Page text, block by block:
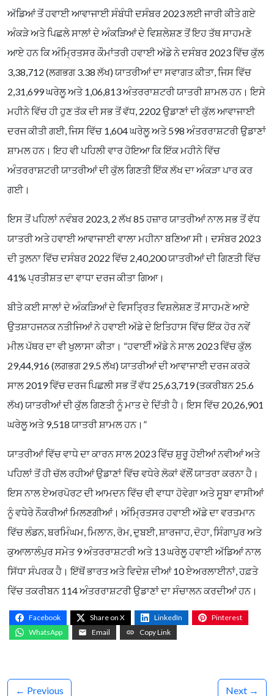
ਅੱਡਿਆਂ ਤੋਂ ਹਵਾਈ ਆਵਾਜਾਈ ਸੰਬੰਧੀ ਦਸੰਬਰ 2023 ਲਈ ਜਾਰੀ ਕੀਤੇ ਗਏ
ਅੰਕੜੇ ਅਤੇ ਪਿਛਲੇ ਸਾਲਾਂ ਦੇ ਅੰਕੜਿਆਂ ਦੇ ਵਿਸ਼ਲੇਸ਼ਣ ਤੋਂ ਇਹ ਤੱਥ ਸਾਹਮਣੇ
ਆਏ ਹਨ ਕਿ ਅੰਮ੍ਰਿਤਸਰ ਕੌਮਾਂਤਰੀ ਹਵਾਈ ਅੱਡੇ ਨੇ ਦਸੰਬਰ 2023 ਵਿੱਚ ਕੁੱਲ
3,38,712 (ਲਗਭਗ 3.38 ਲੱਖ) ਯਾਤਰੀਆਂ ਦਾ ਸਵਾਗਤ ਕੀਤਾ, ਜਿਸ ਵਿੱਚ
2,31,699 ਘਰੇਲੂ ਅਤੇ 1,06,813 ਅੰਤਰਰਾਸ਼ਟਰੀ ਯਾਤਰੀ ਸ਼ਾਮਲ ਹਨ। ਇਸੇ
ਮਹੀਨੇ ਵਿੱਚ ਹੀ ਹੁਣ ਤੱਕ ਦੀ ਸਭ ਤੋਂ ਵੱਧ, 2202 ਉਡਾਣਾਂ ਦੀ ਕੁੱਲ ਆਵਾਜਾਈ
ਦਰਜ ਕੀਤੀ ਗਈ, ਜਿਸ ਵਿੱਚ 1,604 ਘਰੇਲੂ ਅਤੇ 598 ਅੰਤਰਰਾਸ਼ਟਰੀ ਉਡਾਣਾਂ
ਸ਼ਾਮਲ ਹਨ। ਇਹ ਵੀ ਪਹਿਲੀ ਵਾਰ ਹੋਇਆ ਕਿ ਇੱਕ ਮਹੀਨੇ ਵਿੱਚ
ਅੰਤਰਰਾਸ਼ਟਰੀ ਯਾਤਰੀਆਂ ਦੀ ਕੁੱਲ ਗਿਣਤੀ ਇੱਕ ਲੱਖ ਦਾ ਅੰਕੜਾ ਪਾਰ ਕਰ
ਗਈ।
ਇਸ ਤੋਂ ਪਹਿਲਾਂ ਨਵੰਬਰ 2023, 2 ਲੱਖ 85 ਹਜ਼ਾਰ ਯਾਤਰੀਆਂ ਨਾਲ ਸਭ ਤੋਂ ਵੱਧ
ਯਾਤਰੀ ਅਤੇ ਹਵਾਈ ਆਵਾਜਾਈ ਵਾਲਾ ਮਹੀਨਾ ਬਣਿਆ ਸੀ। ਦਸੰਬਰ 2023
ਦੀ ਤੁਲਨਾ ਵਿੱਚ ਦਸੰਬਰ 2022 ਵਿੱਚ 2,40,200 ਯਾਤਰੀਆਂ ਦੀ ਗਿਣਤੀ ਵਿੱਚ
41% ਪ੍ਰਤੀਸ਼ਤ ਦਾ ਵਾਧਾ ਦਰਜ ਕੀਤਾ ਗਿਆ।
ਬੀਤੇ ਕਈ ਸਾਲਾਂ ਦੇ ਅੰਕੜਿਆਂ ਦੇ ਵਿਸਤ੍ਰਿਤ ਵਿਸ਼ਲੇਸ਼ਣ ਤੋਂ ਸਾਹਮਣੇ ਆਏ
ਉਤਸ਼ਾਹਜਨਕ ਨਤੀਜਿਆਂ ਨੇ ਹਵਾਈ ਅੱਡੇ ਦੇ ਇਤਿਹਾਸ ਵਿੱਚ ਇੱਕ ਹੋਰ ਨਵੇਂ
ਮੀਲ ਪੱਥਰ ਦਾ ਵੀ ਖੁਲਾਸਾ ਕੀਤਾ। “ਹਵਾਈੰ ਅੱਡੇ ਨੇ ਸਾਲ 2023 ਵਿੱਚ ਕੁੱਲ
29,44,916 (ਲਗਭਗ 29.5 ਲੱਖ) ਯਾਤਰੀਆਂ ਦੀ ਆਵਾਜਾਈ ਦਰਜ ਕਰਕੇ
ਸਾਲ 2019 ਵਿੱਚ ਦਰਜ ਪਿਛਲੀ ਸਭ ਤੋਂ ਵੱਧ 25,63,719 (ਤਕਰੀਬਨ 25.6
ਲੱਖ) ਯਾਤਰੀਆਂ ਦੀ ਕੁੱਲ ਗਿਣਤੀ ਨੂੰ ਮਾਤ ਦੇ ਦਿੱਤੀ ਹੈ। ਇਸ ਵਿੱਚ 20,26,901
ਘਰੇਲੂ ਅਤੇ 9,518 ਯਾਤਰੀ ਸ਼ਾਮਲ ਹਨ।”
ਯਾਤਰੀਆਂ ਵਿੱਚ ਵਾਧੇ ਦਾ ਕਾਰਨ ਸਾਲ 2023 ਵਿੱਚ ਸ਼ੁਰੂ ਹੋਈਆਂ ਨਵੀਆਂ ਅਤੇ
ਪਹਿਲਾਂ ਤੋਂ ਹੀ ਚੱਲ ਰਹੀਆਂ ਉਡਾਣਾਂ ਵਿੱਚ ਵਧੇਰੇ ਲੋਕਾਂ ਵੱਲੌਂ ਯਾਤਰਾ ਕਰਨਾ ਹੈ।
ਇਸ ਨਾਲ ਏਅਰਪੋਰਟ ਦੀ ਆਮਦਨ ਵਿੱਚ ਵੀ ਵਾਧਾ ਹੋਵੇਗਾ ਅਤੇ ਸੂਬਾ ਵਾਸੀਆਂ
ਨੂੰ ਵਧੇਰੇ ਨੌਕਰੀਆਂ ਮਿਲਣਗੀਆਂ। ਅੰਮ੍ਰਿਤਸਰ ਹਵਾਈ ਅੱਡੇ ਦਾ ਵਰਤਮਾਨ
ਵਿੱਚ ਲੰਡਨ, ਬਰਮਿੰਘਮ, ਮਿਲਾਨ, ਰੋਮ, ਦੁਬਈ, ਸ਼ਾਰਜਾਹ, ਦੋਹਾ, ਸਿੰਗਾਪੁਰ ਅਤੇ
ਕੁਆਲਾਲੰਪੁਰ ਸਮੇਤ 9 ਅੰਤਰਰਾਸ਼ਟਰੀ ਅਤੇ 13 ਘਰੇਲੂ ਹਵਾਈ ਅੱਡਿਆਂ ਨਾਲ
ਸਿੱਧਾ ਸੰਪਰਕ ਹੈ। ਇੱਥੋਂ ਭਾਰਤ ਅਤੇ ਵਿਦੇਸ਼ ਦੀਆਂ 10 ਏਅਰਲਾਈਨਾਂ, ਹਫ਼ਤੇ
ਵਿੱਚ ਤਕਰੀਬਨ 114 ਅੰਤਰਰਾਸ਼ਟਰੀ ਉਡਾਣਾਂ ਦਾ ਸੰਚਾਲਨ ਕਰਦੀਆਂ ਹਨ।
Facebook Share on X LinkedIn
Pinterest
WhatsApp
Email Copy Link
← Previous Next →